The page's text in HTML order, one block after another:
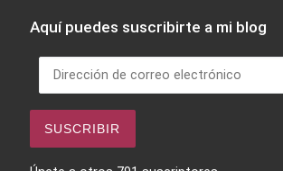
Aquí puedes suscribirte a mi blog
Dirección de correo electrónico
SUSCRIBIR